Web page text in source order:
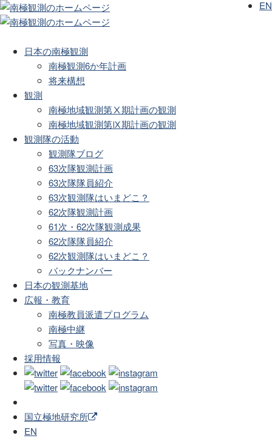
日本の南極観測
南極観測6か年計画
将来構想
観測
南極地域観測第Ⅹ期計画の観測
南極地域観測第Ⅸ期計画の観測
観測隊の活動
観測隊ブログ
63次隊観測計画
63次隊隊員紹介
63次観測隊はいまどこ？
62次隊観測計画
61次・62次隊観測成果
62次隊隊員紹介
62次観測隊はいまどこ？
バックナンバー
日本の観測基地
広報・教育
南極教員派遣プログラム
南極中継
写真・映像
採用情報
国立極地研究所
EN
EN